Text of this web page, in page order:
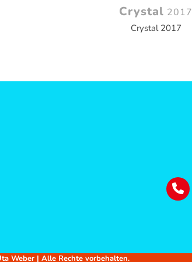
Crystal 2017
Crystal 2017
Weber | Alle Rechte vorbehalten.